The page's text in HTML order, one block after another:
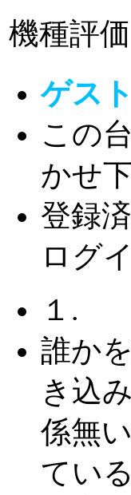
機種評
ゲスト
この
かせ
登録
ログ
１.
誰か
き込
係無
てい